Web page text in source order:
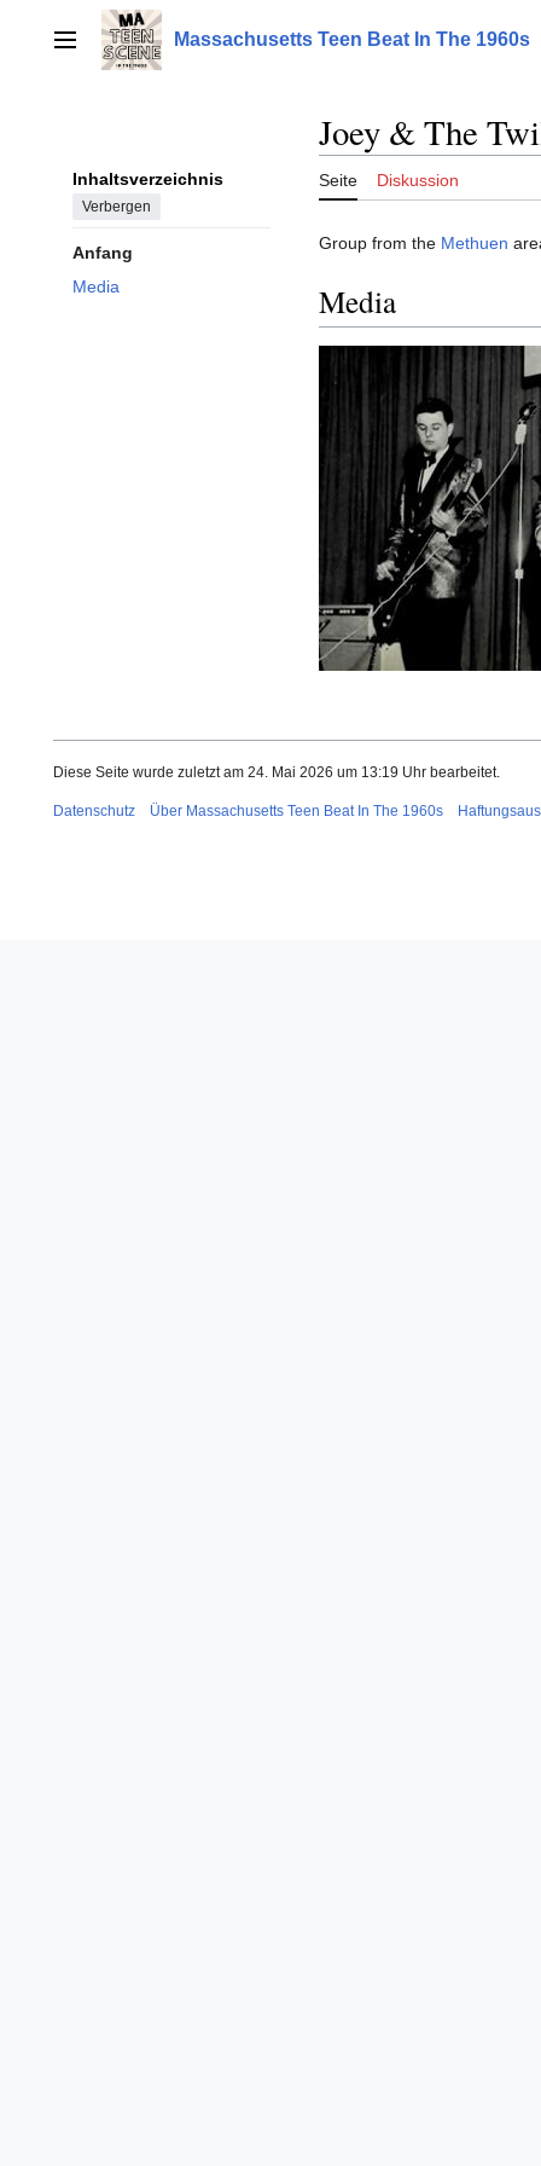
springenHauptmenü Massachusetts Teen Beat In The 1960s
Inhaltsverzeichnis
Verbergen
Anfang
Media
Joey & The
Seite Diskussion
Group from the Methuen
Media
Diese Seite wurde zuletzt am 24. Mai 2026 um 13:19 Uhr bearbeitet.
Datenschutz Über Massachusetts Teen Beat In The 1960s